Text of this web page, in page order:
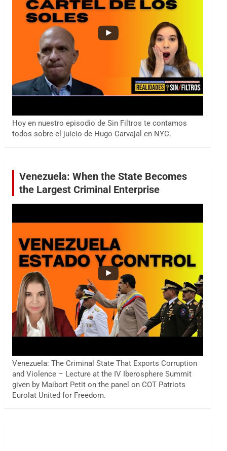
Hoy en nuestro episodio de Sin Filtros te contamos
todos sobre el juicio de Hugo Carvajal en NYC.
Venezuela: When the State Becomes
the Largest Criminal Enterprise
Venezuela: The Criminal State That Exports Corruption
and Violence – Lecture at the IV Iberosphere Summit
given by Maibort Petit on the panel on COT Patriots
Eurolat United for Freedom.